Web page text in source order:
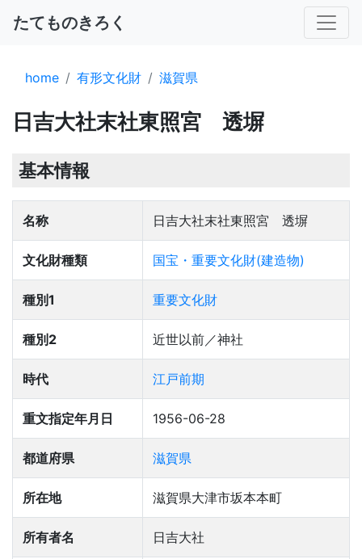
たてものきろく
home 有形文化財 滋賀県
日吉大社末社東照宮 透塀
基本情報
名称 日吉大社末社東照宮 透塀
文化財種類 国宝・重要文化財(建造物)
種別1 重要文化財
種別2 近世以前／神社
時代 江戸前期
重文指定年月日 1956-06-28
都道府県 滋賀県
所在地 滋賀県大津市坂本本町
所有者名 日吉大社